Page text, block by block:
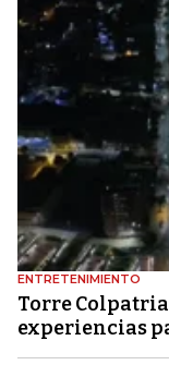
ENTRETENIMIENTO
Torre
experiencias